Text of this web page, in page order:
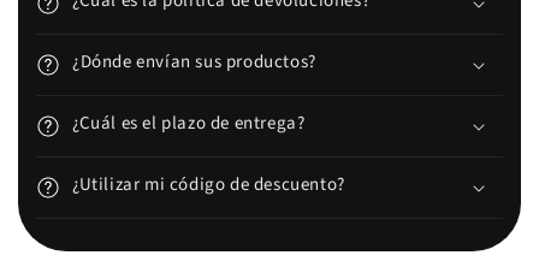
¿Dónde envían sus productos?
¿Cuál es el plazo de entrega?
¿Utilizar mi código de descuento?